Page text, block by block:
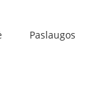
Paslaugos